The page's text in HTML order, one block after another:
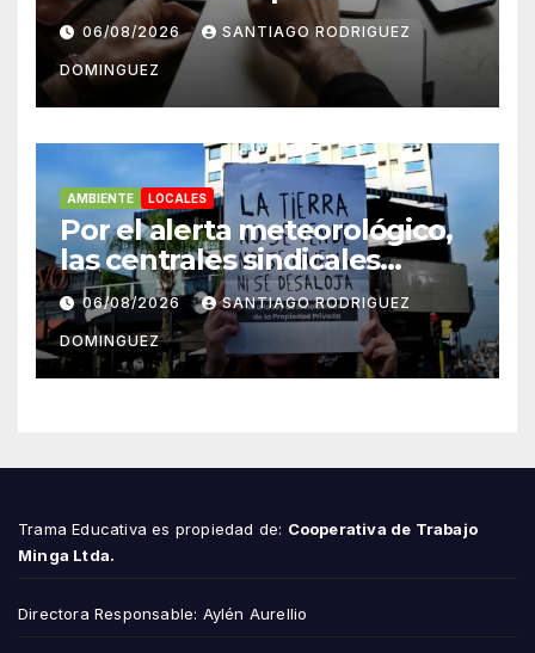
cuentas pseudo periodísticas
de Instagram en Mar del
Plata
06/08/2026 SANTIAGO RODRIGUEZ
DOMINGUEZ
AMBIENTE LOCALES
Por el alerta meteorológico,
las centrales sindicales
suspendieron la convocatoria
contra la Ley de Tierras en
Mar del Plata
06/08/2026 SANTIAGO RODRIGUEZ
DOMINGUEZ
Trama Educativa es propiedad de: Cooperativa de Trabajo
Minga Ltda.
Directora Responsable: Aylén Aurellio